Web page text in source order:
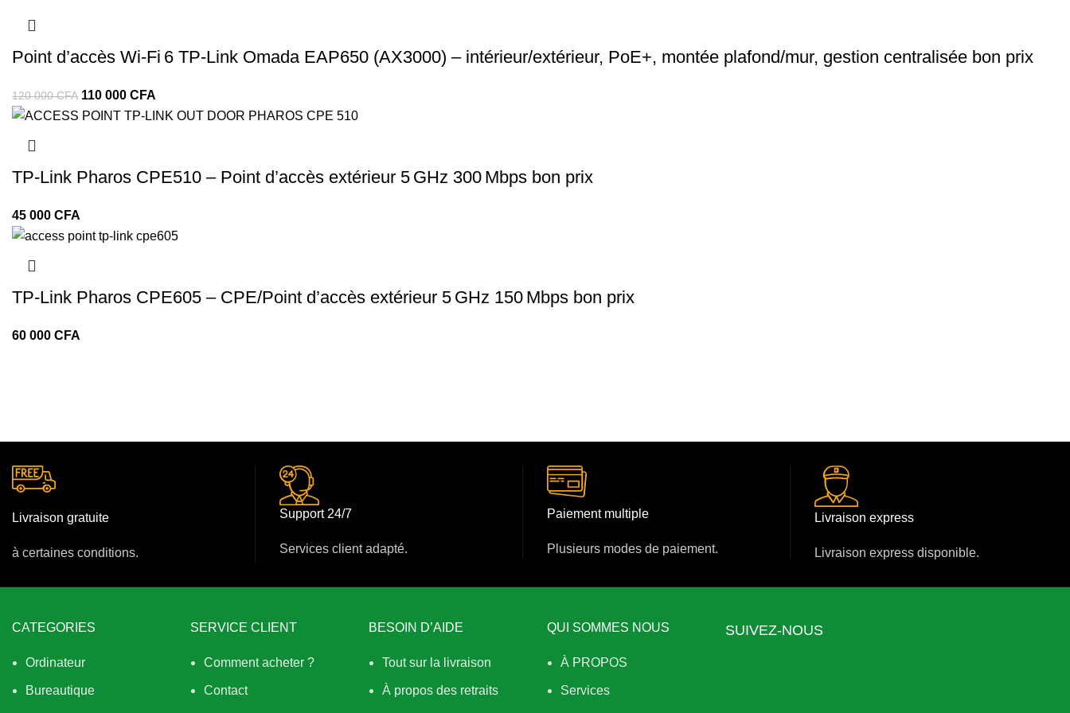
Point d’accès Wi‑Fi 6 TP‑Link Omada EAP650 (AX3000) – intérieur/extérieur, PoE+, montée plafond/mur, gestion centralisée bon prix
120 000CFA 110 000 CFA
TP‑Link Pharos CPE510 – Point d’accès extérieur 5 GHz 300 Mbps bon prix
CFA
TP‑Link Pharos CPE605 – CPE/Point d’accès extérieur 5 GHz 150 Mbps bon prix
CFA
Livraison gratuite
à certaines conditions.
Support 24/7
Services client adapté.
Paiement multiple
Plusieurs modes de paiement.
Livraison express
Livraison express disponible.
CATEGORIES
Ordinateur
Bureautique
SERVICE CLIENT
Comment acheter ?
Contact
BESOIN D’AIDE
Tout sur la livraison
À propos des retraits
QUI SOMMES NOUS
À PROPOS
Services
SUIVEZ-NOUS